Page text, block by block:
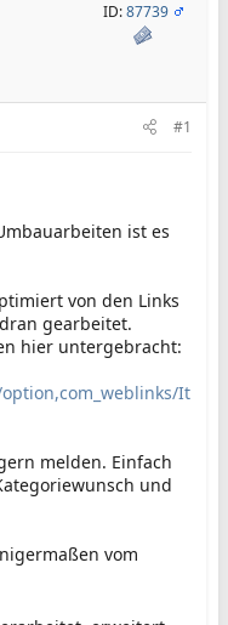
ID:87739
#1
ist es
von den Links
gearbeitet.
hier untergebracht:
It
melden. Einfach
und
vom